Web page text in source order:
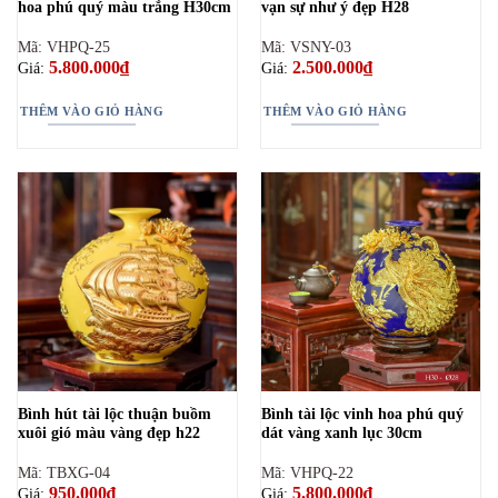
hoa phú quý màu trắng H30cm
Mã: VHPQ-25
Giá: 5.800.000₫
THÊM VÀO GIỎ HÀNG
vạn sự như ý đẹp H28
Mã: VSNY-03
Giá: 2.500.000₫
THÊM VÀO GIỎ HÀNG
Bình hút tài lộc thuận buồm
xuôi gió màu vàng đẹp h22
Mã: TBXG-04
Giá: 950.000₫
Bình tài lộc vinh hoa phú quý
dát vàng xanh lục 30cm
Mã: VHPQ-22
Giá: 5.800.000₫